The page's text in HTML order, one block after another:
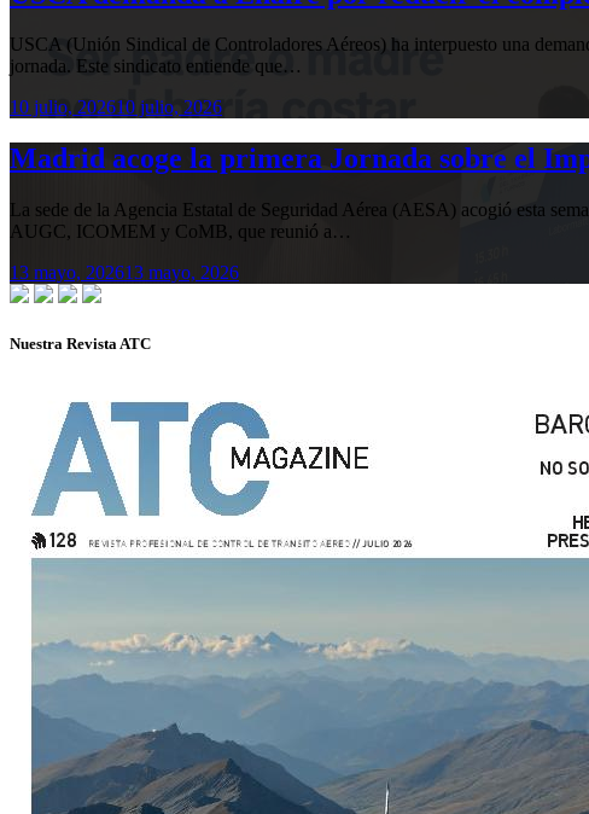
USCA (Unión Sindical de Controladores Aéreos) ha interpuesto una
jornada. Este sindicato entiende que…
10 julio, 202610 julio, 2026
Madrid acoge la primera Jornada sobre el
La sede de la Agencia Estatal de Seguridad Aérea (AESA) acogió esta
AUGC, ICOMEM y CoMB, que reunió a…
13 mayo, 202613 mayo, 2026
Nuestra Revista ATC